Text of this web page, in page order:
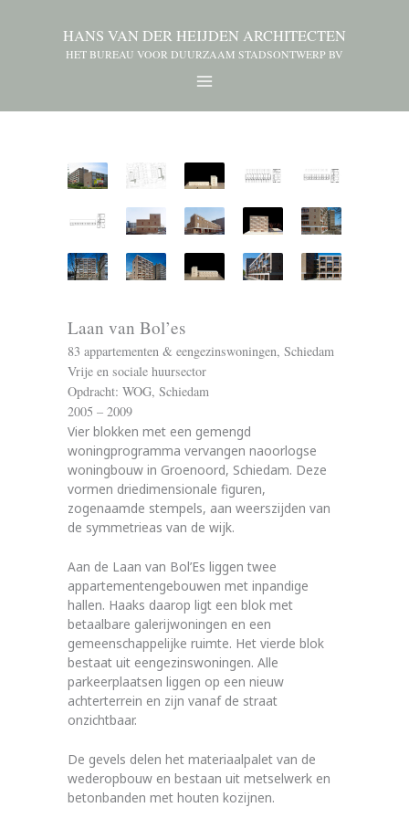
HANS VAN DER HEIJDEN ARCHITECTEN
HET BUREAU VOOR DUURZAAM STADSONTWERP BV
Laan van Bol’es
83 appartementen & eengezinswoningen, Schiedam
Vrije en sociale huursector
Opdracht: WOG, Schiedam
2005 – 2009
Vier blokken met een gemengd
woningprogramma vervangen naoorlogse
woningbouw in Groenoord, Schiedam. Deze
vormen driedimensionale figuren,
zogenaamde stempels, aan weerszijden van
de symmetrieas van de wijk.
Aan de Laan van Bol’Es liggen twee
appartementengebouwen met inpandige
hallen. Haaks daarop ligt een blok met
betaalbare galerijwoningen en een
gemeenschappelijke ruimte. Het vierde blok
bestaat uit eengezinswoningen. Alle
parkeerplaatsen liggen op een nieuw
achterterrein en zijn vanaf de straat
onzichtbaar.
De gevels delen het materiaalpalet van de
wederopbouw en bestaan uit metselwerk en
betonbanden met houten kozijnen.